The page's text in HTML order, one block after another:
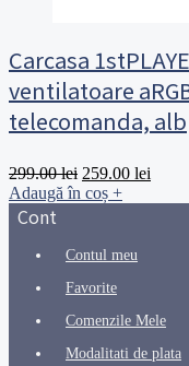
Carcasa
ventilatoare
telecomanda, alb
299.00lei Prețul
inițial
299.00 lei.
259.00 lei
Adaugă în coș +
Cont
Contul meu
Favorite
Comenzile Mele
Modalitati de plata